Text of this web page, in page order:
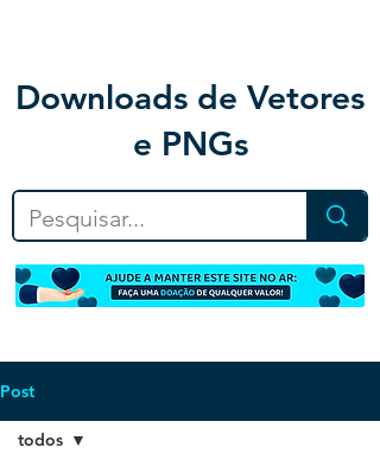
Downloads de Vetores
e PNGs
Post
todos